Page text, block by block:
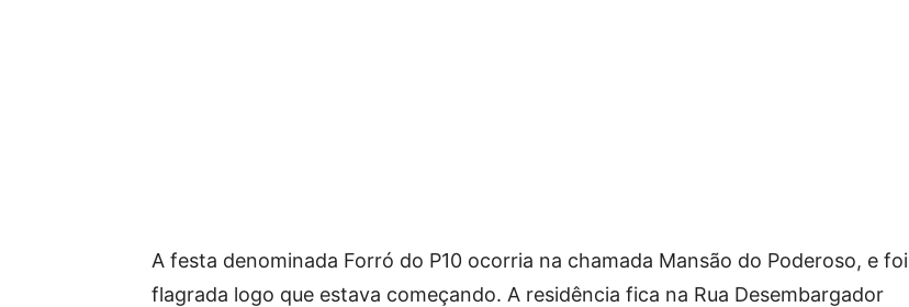
A festa denominada Forró do P10 ocorria na chamada Mansão do Poderoso, e foi
flagrada logo que estava começando. A residência fica na Rua Desembargador